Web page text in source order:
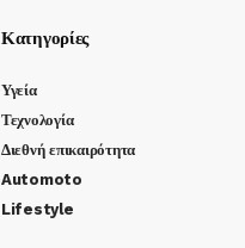
Κατηγορίες
Υγεία
Τεχνολογία
Διεθνή επικαιρότητα
Automoto
Lifestyle